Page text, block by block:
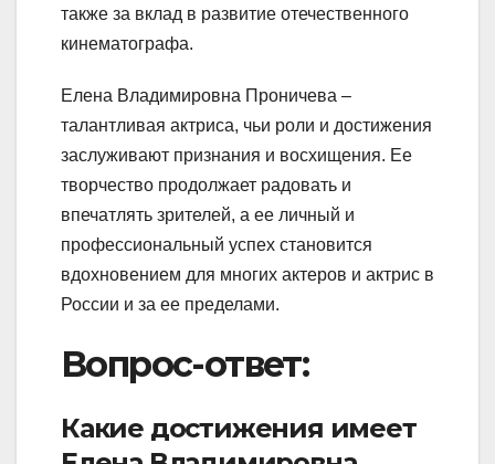
также за вклад в развитие отечественного
кинематографа.
Елена Владимировна Проничева –
талантливая актриса, чьи роли и достижения
заслуживают признания и восхищения. Ее
творчество продолжает радовать и
впечатлять зрителей, а ее личный и
профессиональный успех становится
вдохновением для многих актеров и актрис в
России и за ее пределами.
Вопрос-ответ:
Какие достижения имеет